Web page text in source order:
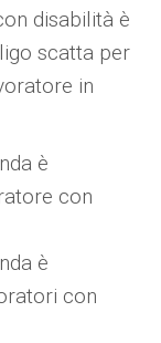
disabilità è
scatta per
in
è
con
è
con